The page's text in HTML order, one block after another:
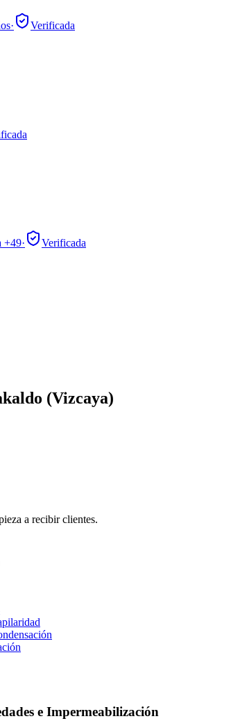
·
Verificada
+49·
Verificada
(Vizcaya)
a recibir clientes.
e Impermeabilización